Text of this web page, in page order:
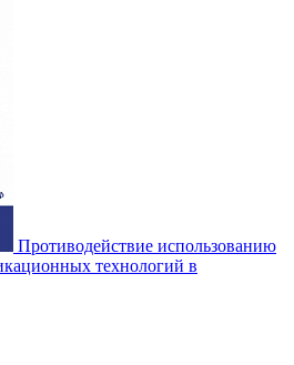
Противодействие использованию
технологий в